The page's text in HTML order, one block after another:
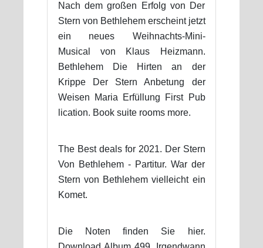
Nach dem großen Erfolg von Der
Stern von Bethlehem erscheint jetzt
ein neues Weihnachts-Mini-
Musical von Klaus Heizmann.
Bethlehem Die Hirten an der
Krippe Der Stern Anbetung der
Weisen Maria Erfüllung First Pub
lication. Book suite rooms more.
The Best deals for 2021. Der Stern
Von Bethlehem - Partitur. War der
Stern von Bethlehem vielleicht ein
Komet.
Die Noten finden Sie hier.